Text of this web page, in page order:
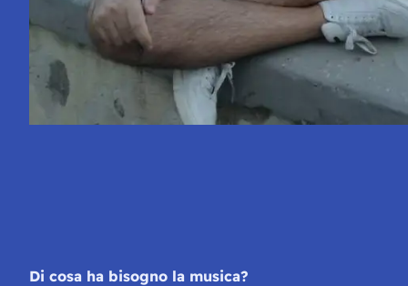
Di cosa ha bisogno la musica?